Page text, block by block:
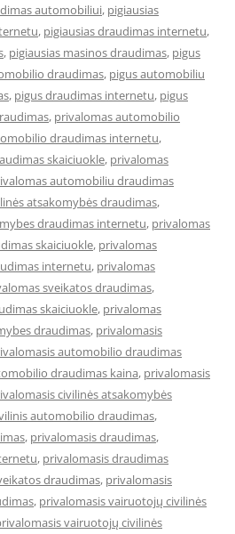
automobiliui, pigiausias
, pigiausias draudimas internetu,
, pigiausias masinos draudimas, pigus
draudimas, pigus automobiliu
, pigus draudimas internetu, pigus
, privalomas automobilio
draudimas internetu,
skaiciuokle, privalomas
automobiliu draudimas
atsakomybės draudimas,
draudimas internetu, privalomas
skaiciuokle, privalomas
internetu, privalomas
sveikatos draudimas,
skaiciuokle, privalomas
draudimas, privalomasis
automobilio draudimas
draudimas kaina, privalomasis
civilinės atsakomybės
automobilio draudimas,
, privalomasis draudimas,
, privalomasis draudimas
draudimas, privalomasis
, privalomasis vairuotojų civilinės
vairuotojų civilinės